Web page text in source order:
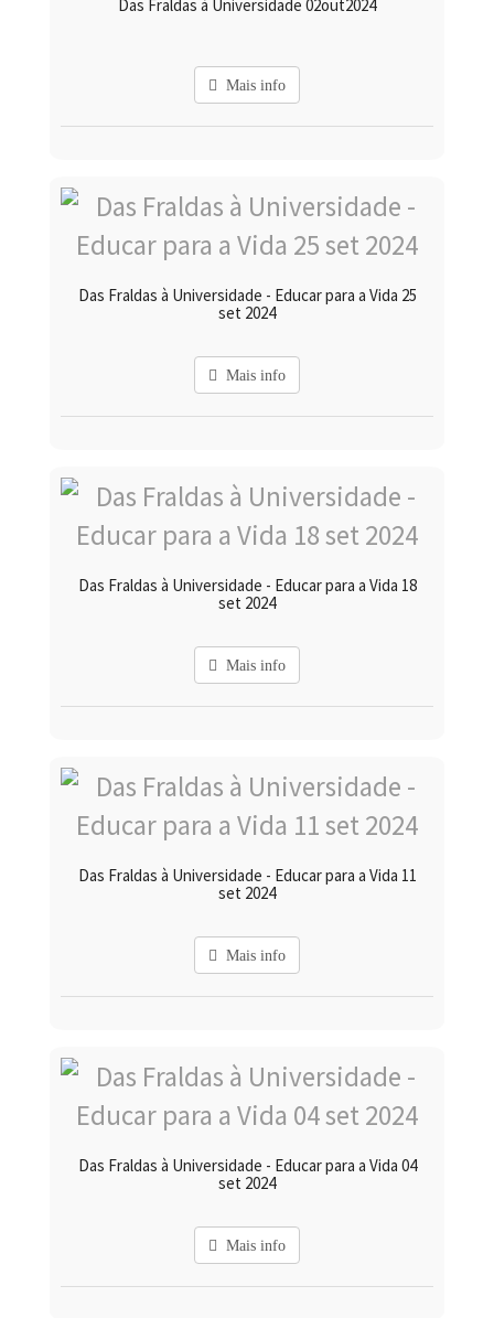
Das Fraldas à Universidade 02out2024
Mais info
Das Fraldas à Universidade - Educar para a Vida 25
set 2024
Mais info
Das Fraldas à Universidade - Educar para a Vida 18
set 2024
Mais info
Das Fraldas à Universidade - Educar para a Vida 11
set 2024
Mais info
Das Fraldas à Universidade - Educar para a Vida 04
set 2024
Mais info